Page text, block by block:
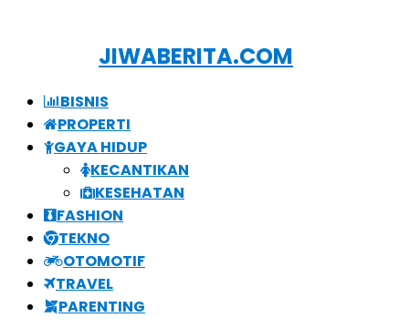
JIWABERITA.COM
BISNIS
PROPERTI
GAYA HIDUP
KECANTIKAN
KESEHATAN
FASHION
TEKNO
OTOMOTIF
TRAVEL
PARENTING